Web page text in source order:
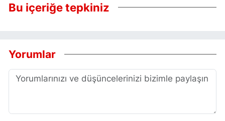
Bu içeriğe tepkiniz
Yorumlar